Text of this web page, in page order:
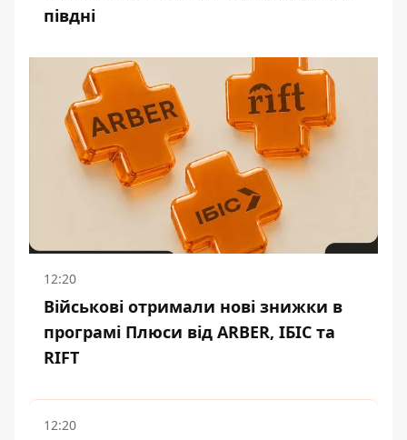
півдні
12:20
Військові отримали нові знижки в
програмі Плюси від ARBER, ІБІС та
RIFT
12:20